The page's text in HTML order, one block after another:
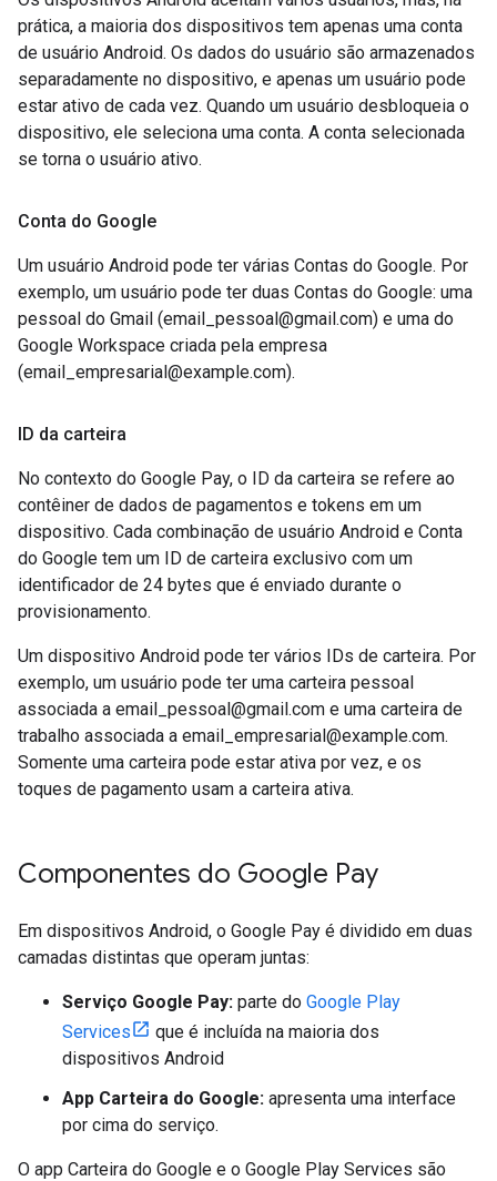
prática, a maioria dos dispositivos tem apenas uma conta
de usuário Android. Os dados do usuário são armazenados
separadamente no dispositivo, e apenas um usuário pode
estar ativo de cada vez. Quando um usuário desbloqueia o
dispositivo, ele seleciona uma conta. A conta selecionada
se torna o usuário ativo.
Conta do Google
Um usuário Android pode ter várias Contas do Google. Por
exemplo, um usuário pode ter duas Contas do Google: uma
pessoal do Gmail (email_pessoal@gmail.com) e uma do
Google Workspace criada pela empresa
(email_empresarial@example.com).
ID da carteira
No contexto do Google Pay, o ID da carteira se refere ao
contêiner de dados de pagamentos e tokens em um
dispositivo. Cada combinação de usuário Android e Conta
do Google tem um ID de carteira exclusivo com um
identificador de 24 bytes que é enviado durante o
provisionamento.
Um dispositivo Android pode ter vários IDs de carteira. Por
exemplo, um usuário pode ter uma carteira pessoal
associada a email_pessoal@gmail.com e uma carteira de
trabalho associada a email_empresarial@example.com.
Somente uma carteira pode estar ativa por vez, e os
toques de pagamento usam a carteira ativa.
Componentes do Google Pay
Em dispositivos Android, o Google Pay é dividido em duas
camadas distintas que operam juntas:
Serviço Google Pay: parte do Google Play
Services
que é incluída na maioria dos
dispositivos Android
App Carteira do Google: apresenta uma interface
por cima do serviço.
O app Carteira do Google e o Google Play Services são